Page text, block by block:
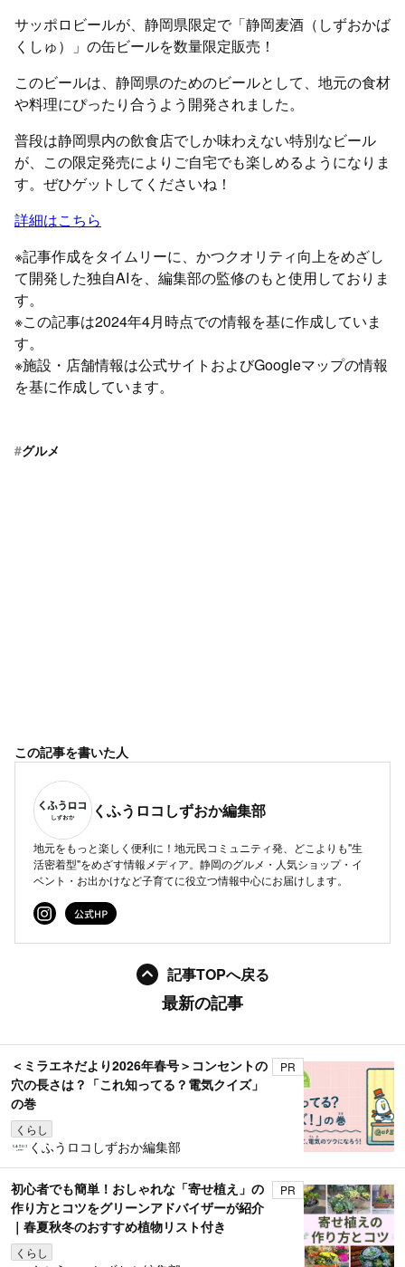
サッポロビールが、静岡県限定で「静岡麦酒（しずおかば
くしゅ）」の缶ビールを数量限定販売！
このビールは、静岡県のためのビールとして、地元の食材
や料理にぴったり合うよう開発されました。
普段は静岡県内の飲食店でしか味わえない特別なビール
が、この限定発売によりご自宅でも楽しめるようになりま
す。ぜひゲットしてくださいね！
詳細はこちら
※記事作成をタイムリーに、かつクオリティ向上をめざし
て開発した独自AIを、編集部の監修のもと使用しておりま
す。
※この記事は2024年4月時点での情報を基に作成していま
す。
※施設・店舗情報は公式サイトおよびGoogleマップの情報
を基に作成しています。
#グルメ
この記事を書いた人
くふうロコしずおか編集部
地元をもっと楽しく便利に！地元民コミュニティ発、どこよりも"生
活密着型"をめざす情報メディア。静岡のグルメ・人気ショップ・イ
ベント・お出かけなど子育てに役立つ情報中心にお届けします。
記事TOPへ戻る
最新の記事
＜ミラエネだより2026年春号＞コンセントの
穴の長さは？「これ知ってる？電気クイズ」
の巻
くらし
PR
くふうロコしずおか編集部
初心者でも簡単！おしゃれな「寄せ植え」の
作り方とコツをグリーンアドバイザーが紹介
｜春夏秋冬のおすすめ植物リスト付き
くらし
PR